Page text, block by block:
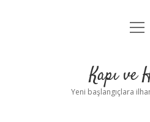
Yasal
Kapı ve
Yeni başlangıçlara